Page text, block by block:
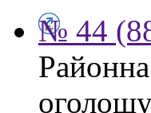
№ 44